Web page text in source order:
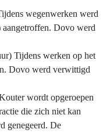
wegenwerken werd
aangetroffen. Dovo werd
Tijdens werken op het
Dovo werd verwittigd
wordt opgeroepen
die zich niet kan
genegeerd. De